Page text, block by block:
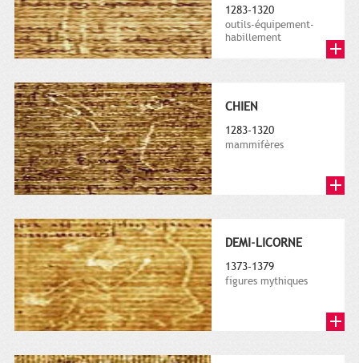
1283-1320
outils-équipement-
habillement
CHIEN
1283-1320
mammifères
DEMI-LICORNE
1373-1379
figures mythiques